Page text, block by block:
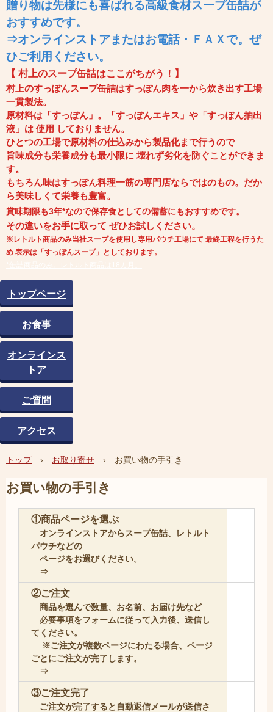
贈り物は先様にも喜ばれる高級食材スープ缶詰が
おすすめです。
⇒オンラインストアまたはお電話・ＦＡＸで。ぜ
ひご利用ください。
【 村上のスープ缶詰はここがちがう！】
村上のすっぽんスープ缶詰はすっぽん肉を一から炊き出す工場
一貫製法。
原材料は「すっぽん」。「すっぽんエキス」や「すっぽん抽出
液」は 使用 しておりません。
ひとつの工場で原材料の仕込みから製品化まで行うので
旨味成分も栄養成分も最小限に 壊れず劣化を防ぐことができま
す。
もちろん味はすっぽん料理一筋の専門店ならではのもの。 だか
ら美味しくて栄養も豊富。
賞味期限も3年*なので保存食としての備蓄にもおすすめです。
その違いをお手に取って ぜひお試しください。
※レトルト商品のみ当社スープを使用し専用パウチ工場にて 最終工程を行うた
め 表示は「すっぽんスープ」としております。
トップページ
お食事
オンラインス
トア
ご質問
アクセス
トップ › お取り寄せ › お買い物の手引き
お買い物の手引き
①商品ページを選ぶ
オンラインストアからスープ缶詰、レトルト
パウチなどの
ページをお選びください。
⇒
②ご注文
商品を選んで数量、お名前、お届け先など
必要事項をフォームに従って入力後、送信し
てください。
※ご注文が複数ページにわたる場合、ページ
ごとにご注文が完了します。
⇒
③ご注文完了
ご注文が完了すると自動返信メールが送信さ